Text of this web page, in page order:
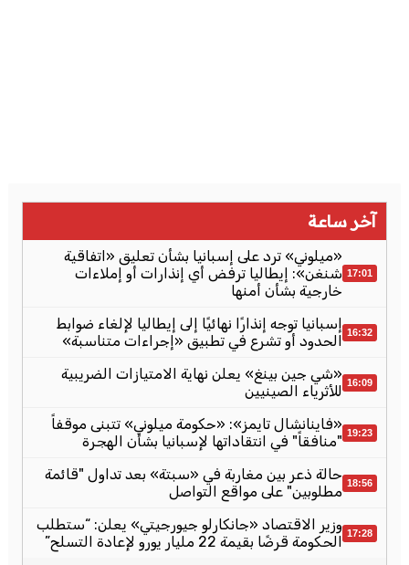
آخر ساعة
17:01
«ميلوني» ترد على إسبانيا بشأن تعليق «اتفاقية
شنغن»: إيطاليا ترفض أي إنذارات أو إملاءات
خارجية بشأن أمنها
16:32 إسبانيا توجه إنذارًا نهائيًا إلى إيطاليا لإلغاء ضوابط
الحدود أو تشرع في تطبيق «إجراءات متناسبة»
16:09 «شي جين بينغ» يعلن نهاية الامتيازات الضريبية
للأثرياء الصينيين
19:23 «فاينانشال تايمز»: «حكومة ميلوني» تتبنى موقفاً
"منافقاً" في انتقاداتها لإسبانيا بشأن الهجرة
18:56 حالة ذعر بين مغاربة في «سبتة» بعد تداول "قائمة
مطلوبين" على مواقع التواصل
17:28 وزير الاقتصاد «جانكارلو جيورجيتي» يعلن: “ستطلب
الحكومة قرضًا بقيمة 22 مليار يورو لإعادة التسلح”